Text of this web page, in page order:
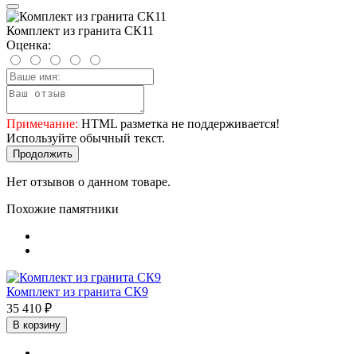
Комплект из гранита СК11
Оценка:
Примечание: HTML разметка не поддерживается!
Используйте обычный текст.
Продолжить
Нет отзывов о данном товаре.
Похожие памятники
Комплект из гранита СК9
35 410 ₽
В корзину